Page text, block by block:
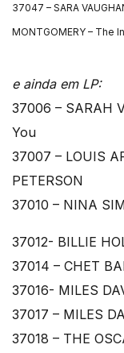
37047 – SARA
MONTGOMERY – The
e ainda em LP:
37006 – SARAH
You
37007 – LOUIS
PETERSON
37010 – NINA
37012- BILLIE
37014 – CHET
37016- MILES
37017 – MILES
37018 – THE